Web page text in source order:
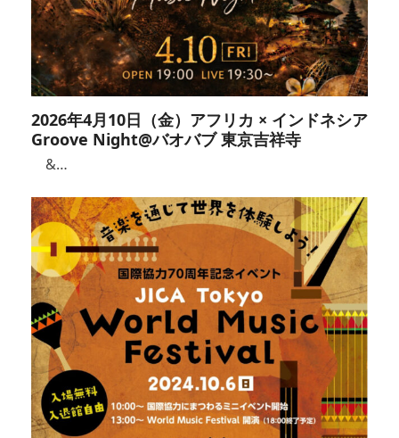
2026年4月10日（金）アフリカ × インドネシア
Groove Night@バオバブ 東京吉祥寺
&…